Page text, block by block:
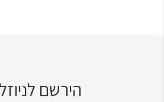
הירשם